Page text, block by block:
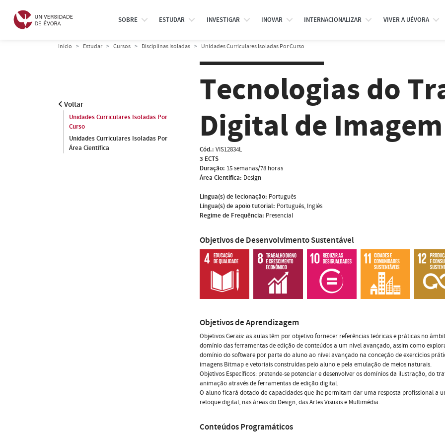
SOBRE ESTUDAR INVESTIGAR INOVAR INTERNACIONALIZAR VIVER A UÉVORA
Início Estudar Cursos Disciplinas Isoladas Unidades Curriculares Isoladas Por Curso
Voltar
Unidades Curriculares Isoladas Por
Curso
Unidades Curriculares Isoladas Por
Área Científica
Tecnologias do
Digital de
Cód.: VIS12834L
3 ECTS
Duração: 15 semanas/78 horas
Área Científica: Design
Língua(s) de lecionação: Português
Língua(s) de apoio tutorial: Português, Inglês
Regime de Frequência: Presencial
Objetivos de Desenvolvimento Sustentável
Objetivos de Aprendizagem
Objetivos Gerais: as aulas têm por objetivo fornecer referências teóricas e práticas no
domínio das ferramentas de edição de conteúdos a um nível avançado, assim como
domínio do software por parte do aluno ao nível avançado na conceção de exercícios
imagens Bitmap e vetoriais construídas pelo aluno e pela emulação de meios naturais.
Objetivos Específicos: pretende-se potenciar e desenvolver os domínios da ilustração, do
animação através de ferramentas de edição digital.
O aluno ficará dotado de capacidades que lhe permitam dar uma resposta profissional a
retoque digital, nas áreas do Design, das Artes Visuais e Multimédia.
Conteúdos Programáticos